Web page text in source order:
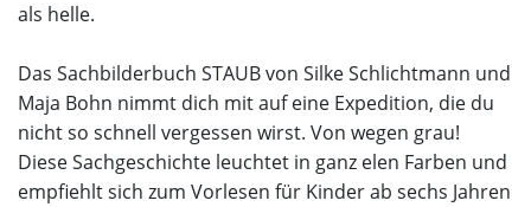
als helle.
Das Sachbilderbuch STAUB von Silke Schlichtmann und
Maja Bohn nimmt dich mit auf eine Expedition, die du
nicht so schnell vergessen wirst. Von wegen grau!
Diese Sachgeschichte leuchtet in ganz elen Farben und
empfiehlt sich zum Vorlesen für Kinder ab sechs Jahren